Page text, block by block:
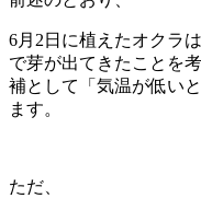
6月2日に植えたオクラ
で芽が出てきたことを
補として「気温が低い
ます。
ただ、